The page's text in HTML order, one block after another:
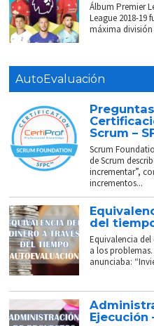
Álbum Premier
League 2018-19
máxima división
AutoEvaluación
Scrum –
Scrum
de Scrum
incrementar”,
incrementos...
del
Equivalencia
a los
anunciaba:
Ejecución